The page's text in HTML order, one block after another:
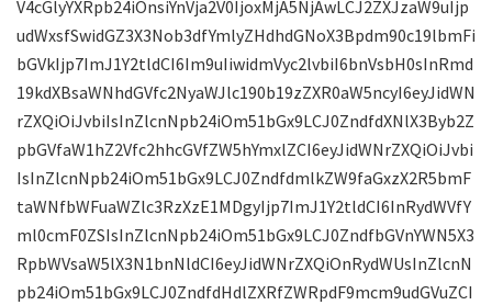
V4cGlyYXRpb24iOnsiYnVja2V0IjoxMjA5NjAwLCJ2ZXJzaW9uIjp
udWxsfSwidGZ3X3Nob3dfYmlyZHdhdGNoX3Bpdm90c19lbmFi
bGVkIjp7ImJ1Y2tldCI6Im9uIiwidmVyc2lvbiI6bnVsbH0sInRmd
19kdXBsaWNhdGVfc2NyaWJlc190b19zZXR0aW5ncyI6eyJidWN
rZXQiOiJvbiIsInZlcnNpb24iOm51bGx9LCJ0ZndfdXNlX3Byb2Z
pbGVfaW1hZ2Vfc2hhcGVfZW5hYmxlZCI6eyJidWNrZXQiOiJvbi
IsInZlcnNpb24iOm51bGx9LCJ0ZndfdmlkZW9faGxzX2R5bmF
taWNfbWFuaWZlc3RzXzE1MDgyIjp7ImJ1Y2tldCI6InRydWVfY
ml0cmF0ZSIsInZlcnNpb24iOm51bGx9LCJ0ZndfbGVnYWN5X3
RpbWVsaW5lX3N1bnNldCI6eyJidWNrZXQiOnRydWUsInZlcnN
pb24iOm51bGx9LCJ0ZndfdHdlZXRfZWRpdF9mcm9udGVuZCI